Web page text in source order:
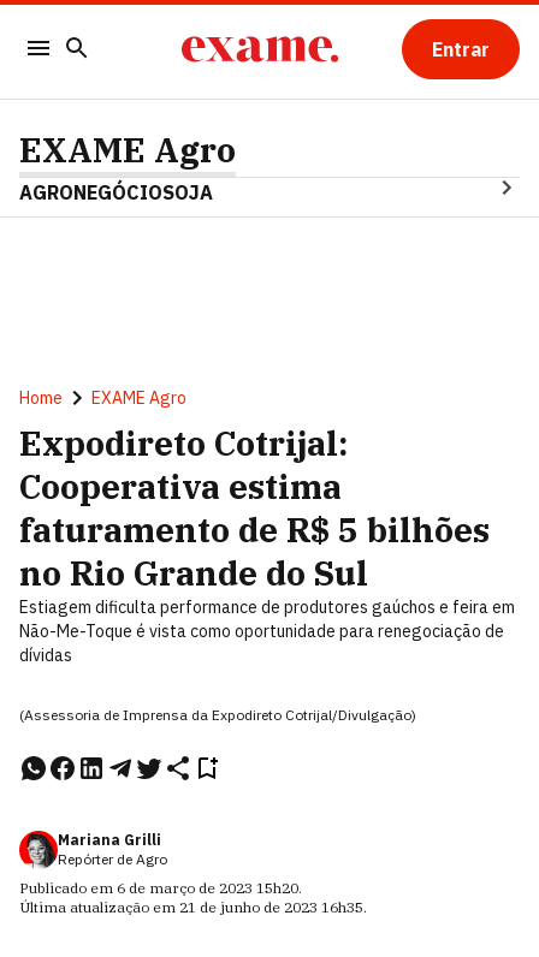
Entrar
EXAME Agro
AGRONEGÓCIOSOJA
Home EXAME Agro
Expodireto Cotrijal:
Cooperativa estima
faturamento de R$ 5 bilhões
no Rio Grande do Sul
Estiagem dificulta performance de produtores gaúchos e feira em
Não-Me-Toque é vista como oportunidade para renegociação de
dívidas
(Assessoria de Imprensa da Expodireto Cotrijal/Divulgação)
Mariana Grilli
Repórter de Agro
Publicado em 6 de março de 2023 15h20.
Última atualização em 21 de junho de 2023 16h35.